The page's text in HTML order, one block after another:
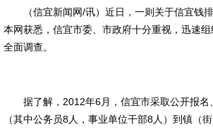
（信宜新闻网/讯）近日，一则关于信宜钱
本网获悉，信宜市委、市政府十分重视，迅速
全面调查。
据了解，2012年6月，信宜市采取公开报名
（其中公务员8人，事业单位干部8人）到镇（